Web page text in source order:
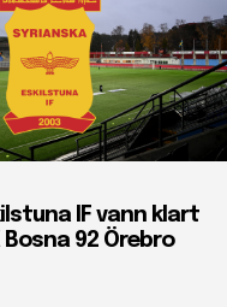
IF vann klart
92 Örebro